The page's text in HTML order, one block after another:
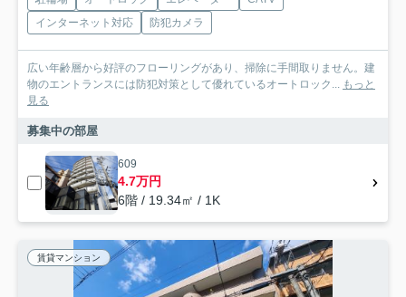
インターネット対応
防犯カメラ
広い年齢層から好評のフローリングがあり、掃除に手間取りません。建
物のエントランスには防犯対策として優れているオートロック... もっと
見る
募集中の部屋
609
4.7万円
6階 / 19.34㎡ / 1K
賃貸マンション